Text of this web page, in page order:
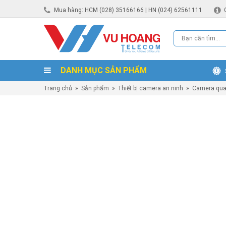
Mua hàng: HCM (028) 35166166 | HN (024) 62561111
DANH MỤC SẢN PHẨM
Trang chủ » Sản phẩm » Thiết bị camera an ninh » Camera